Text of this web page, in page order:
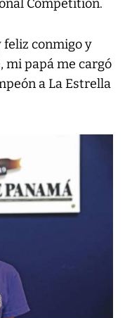
Competition.
feliz conmigo y
mi papá me cargó
a La Estrella